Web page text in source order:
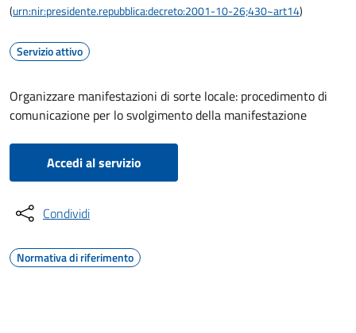
(urn:nir:presidente.repubblica:decreto:2001-10-26;430~art14)
Servizio attivo
Organizzare manifestazioni di sorte locale: procedimento di
comunicazione per lo svolgimento della manifestazione
Accedi al servizio
Condividi
Normativa di riferimento